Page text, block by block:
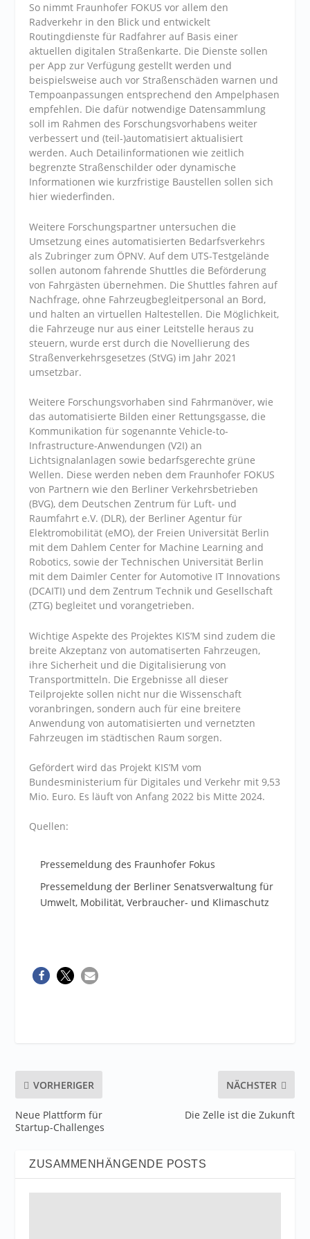
So nimmt Fraunhofer FOKUS vor allem den
Radverkehr in den Blick und entwickelt
Routingdienste für Radfahrer auf Basis einer
aktuellen digitalen Straßenkarte. Die Dienste sollen
per App zur Verfügung gestellt werden und
beispielsweise auch vor Straßenschäden warnen und
Tempoanpassungen entsprechend den Ampelphasen
empfehlen. Die dafür notwendige Datensammlung
soll im Rahmen des Forschungsvorhabens weiter
verbessert und (teil-)automatisiert aktualisiert
werden. Auch Detailinformationen wie zeitlich
begrenzte Straßenschilder oder dynamische
Informationen wie kurzfristige Baustellen sollen sich
hier wiederfinden.
Weitere Forschungspartner untersuchen die
Umsetzung eines automatisierten Bedarfsverkehrs
als Zubringer zum ÖPNV. Auf dem UTS-Testgelände
sollen autonom fahrende Shuttles die Beförderung
von Fahrgästen übernehmen. Die Shuttles fahren auf
Nachfrage, ohne Fahrzeugbegleitpersonal an Bord,
und halten an virtuellen Haltestellen. Die Möglichkeit,
die Fahrzeuge nur aus einer Leitstelle heraus zu
steuern, wurde erst durch die Novellierung des
Straßenverkehrsgesetzes (StVG) im Jahr 2021
umsetzbar.
Weitere Forschungsvorhaben sind Fahrmanöver, wie
das automatisierte Bilden einer Rettungsgasse, die
Kommunikation für sogenannte Vehicle-to-
Infrastructure-Anwendungen (V2I) an
Lichtsignalanlagen sowie bedarfsgerechte grüne
Wellen. Diese werden neben dem Fraunhofer FOKUS
von Partnern wie den Berliner Verkehrsbetrieben
(BVG), dem Deutschen Zentrum für Luft- und
Raumfahrt e.V. (DLR), der Berliner Agentur für
Elektromobilität (eMO), der Freien Universität Berlin
mit dem Dahlem Center for Machine Learning and
Robotics, sowie der Technischen Universität Berlin
mit dem Daimler Center for Automotive IT Innovations
(DCAITI) und dem Zentrum Technik und Gesellschaft
(ZTG) begleitet und vorangetrieben.
Wichtige Aspekte des Projektes KIS’M sind zudem die
breite Akzeptanz von automatiserten Fahrzeugen,
ihre Sicherheit und die Digitalisierung von
Transportmitteln. Die Ergebnisse all dieser
Teilprojekte sollen nicht nur die Wissenschaft
voranbringen, sondern auch für eine breitere
Anwendung von automatisierten und vernetzten
Fahrzeugen im städtischen Raum sorgen.
Gefördert wird das Projekt KIS’M vom
Bundesministerium für Digitales und Verkehr mit 9,53
Mio. Euro. Es läuft von Anfang 2022 bis Mitte 2024.
Quellen:
Pressemeldung des Fraunhofer Fokus
Pressemeldung der Berliner Senatsverwaltung für
Umwelt, Mobilität, Verbraucher- und Klimaschutz
VORHERIGER
Neue Plattform für
Startup-Challenges
NÄCHSTER
Die Zelle ist die Zukunft
ZUSAMMENHÄNGENDE POSTS